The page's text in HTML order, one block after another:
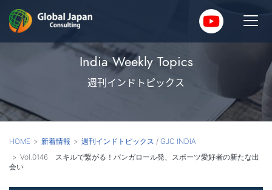
India Weekly Topics
週刊インドトピックス
HOME 新着情報 週刊インドトピックス / GJC INDIA
Vol.0146 スキルで繋がる！バンガロール発、スポーツ愛好者の新たな出
会い